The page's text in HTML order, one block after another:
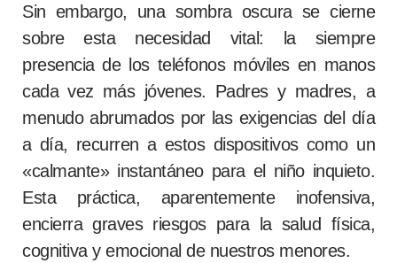
Sin embargo, una sombra oscura se cierne
sobre esta necesidad vital: la siempre
presencia de los teléfonos móviles en manos
cada vez más jóvenes. Padres y madres, a
menudo abrumados por las exigencias del día
a día, recurren a estos dispositivos como un
«calmante» instantáneo para el niño inquieto.
Esta práctica, aparentemente inofensiva,
encierra graves riesgos para la salud física,
cognitiva y emocional de nuestros menores.